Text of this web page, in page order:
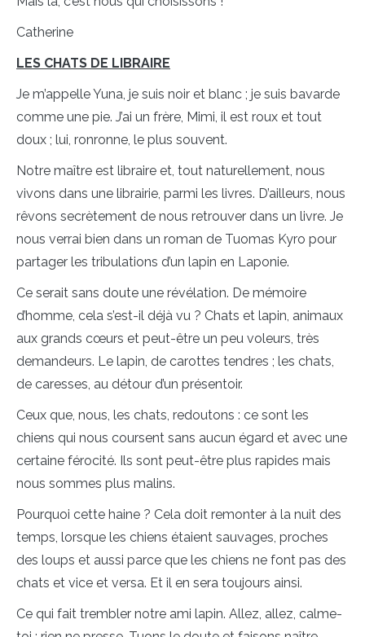
Catherine
LES CHATS DE LIBRAIRE
Je m’appelle Yuna, je suis noir et blanc ; je suis bavarde
comme une pie. J’ai un frère, Mimi, il est roux et tout
doux ; lui, ronronne, le plus souvent.
Notre maître est libraire et, tout naturellement, nous
vivons dans une librairie, parmi les livres. D’ailleurs, nous
rêvons secrètement de nous retrouver dans un livre. Je
nous verrai bien dans un roman de Tuomas Kyro pour
partager les tribulations d’un lapin en Laponie.
Ce serait sans doute une révélation. De mémoire
d’homme, cela s’est-il déjà vu ? Chats et lapin, animaux
aux grands cœurs et peut-être un peu voleurs, très
demandeurs. Le lapin, de carottes tendres ; les chats,
de caresses, au détour d’un présentoir.
Ceux que, nous, les chats, redoutons : ce sont les
chiens qui nous coursent sans aucun égard et avec une
certaine férocité. Ils sont peut-être plus rapides mais
nous sommes plus malins.
Pourquoi cette haine ? Cela doit remonter à la nuit des
temps, lorsque les chiens étaient sauvages, proches
des loups et aussi parce que les chiens ne font pas des
chats et vice et versa. Et il en sera toujours ainsi.
Ce qui fait trembler notre ami lapin. Allez, allez, calme-